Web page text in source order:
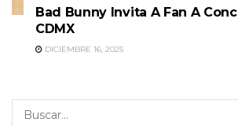
Bad Bunny Invita A Fan A
CDMX
DICIEMBRE 16, 2025